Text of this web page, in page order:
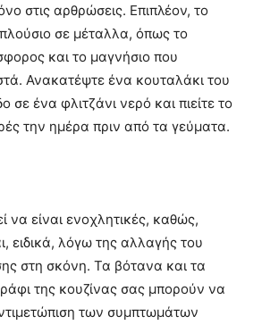
στις αρθρώσεις. Επιπλέον, το
σε μέταλλα, όπως το
και το μαγνήσιο που
Ανακατέψτε ένα κουταλάκι του
σε ένα φλιτζάνι νερό και πιείτε το
την ημέρα πριν από τα γεύματα.
να είναι ενοχλητικές, καθώς,
ειδικά, λόγω της αλλαγής του
στη σκόνη. Τα βότανα και τα
της κουζίνας σας μπορούν να
των συμπτωμάτων